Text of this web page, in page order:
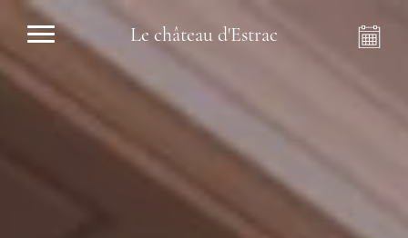
Le château d'Estrac